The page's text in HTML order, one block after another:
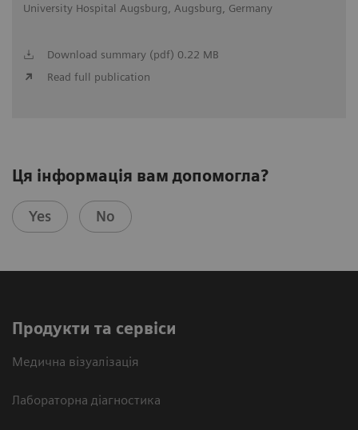
University Hospital Augsburg, Augsburg, Germany
Download summary (pdf) 0.22 MB
Read full publication
Ця інформація вам допомогла?
Yes No
Продукти та сервіси
Медична візуалізація
Лабораторна діагностика